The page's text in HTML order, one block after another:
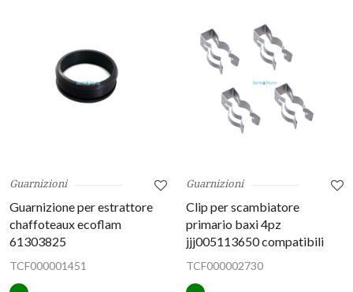
Guarnizioni
Guarnizione per estrattore
chaffoteaux ecoflam
61303825
TCF000001451
Guarnizioni
Clip per scambiatore
primario baxi 4pz
jjj005113650 compatibili
TCF000002730